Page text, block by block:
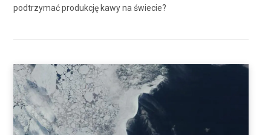
podtrzymać produkcję kawy na świecie?